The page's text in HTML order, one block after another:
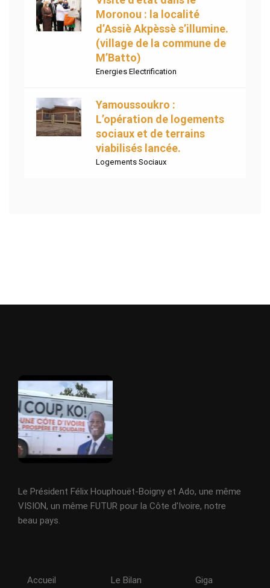
Moronou : la localité
d’Assiè Akpèssè s’illumine.
(village de la commune de
M’Batto)
Energies Electrification
Yamoussoukro :
L’opération de logements
sociaux et de terrains
viabilisés lancée.
Logements Sociaux
Le Président Félix Houphouët-Boigny et Ado, une même
VISION, un même FUTUR pour la Côte d'Ivoire, notre
beau pays.
Accueil
Le Bilan
Giga